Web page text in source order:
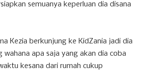
semuanya keperluan dia disana
Kezia berkunjung ke KidZania jadi dia
wahana apa saja yang akan dia coba
kesana dari rumah cukup